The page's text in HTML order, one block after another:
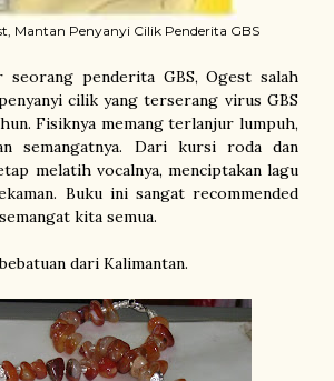
Mantan Penyanyi Cilik Penderita GBS
seorang penderita GBS, Ogest salah
cilik yang terserang virus GBS
Fisiknya memang terlanjur lumpuh,
semangatnya. Dari kursi roda dan
melatih vocalnya, menciptakan lagu
Buku ini sangat recommended
kita semua.
dari Kalimantan.